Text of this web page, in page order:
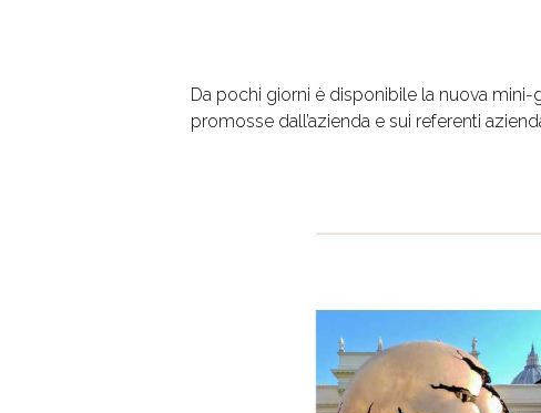
Da pochi giorni è disponibile la nuova mini-
promosse dall’azienda e sui referenti